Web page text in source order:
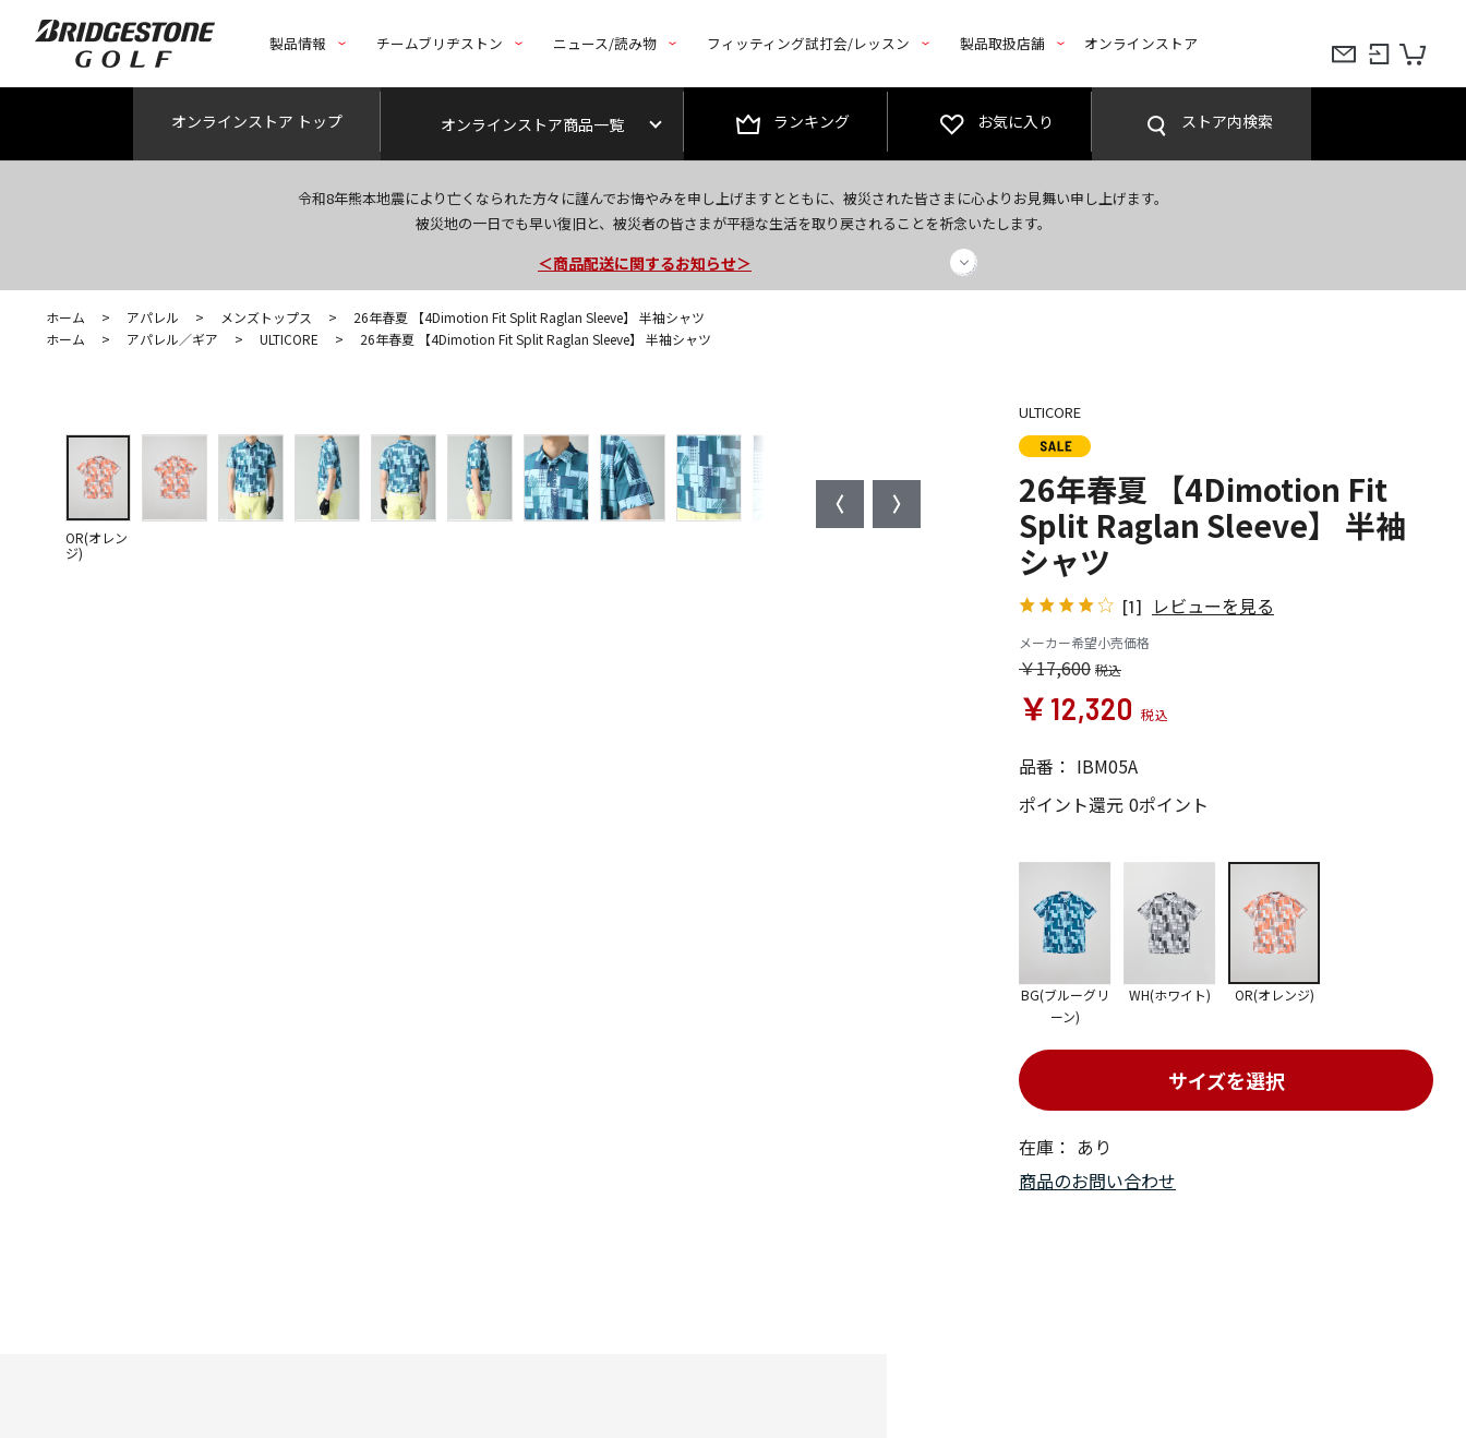
製品情報 チームブリヂストン ニュース/読み物 フィッティング試打会/レッスン 製品取扱店舗 オンラインストア
オンラインストア トップ オンラインストア商品一覧 ランキング お気に入り ストア内検索
令和8年熊本地震により亡くなられた方々に謹んでお悔やみを申し上げますとともに、被災された皆さまに心よりお見舞い申し上げます。
被災地の一日でも早い復旧と、被災者の皆さまが平穏な生活を取り戻されることを祈念いたします。
今なら新規会員登録で1,000円OFFクーポンプレゼント！
＜商品配送に関するお知らせ＞
＜夏季休暇中のご注文・発送・お問い合わせ＞
ホーム > アパレル > メンズトップス >
26年春夏 【4Dimotion Fit Split Raglan Sleeve】 半袖シャツ
ホーム
> アパレル／ギア > ULTICORE > 26年春夏 【4Dimotion Fit Split Raglan Sleeve】 半袖シャツ
OR(オレン
ジ)
ULTICORE
26年春夏 【4Dimotion Fit
Split Raglan Sleeve】 半袖
シャツ
[1] レビューを見る
メーカー希望小売価格
￥17,600
￥12,320
品番： IBM05A
ポイント還元 0ポイント
在庫： あり
サイズを選択
BG(ブルーグリ
ーン)
WH(ホワイト) OR(オレンジ)
商品のお問い合わせ